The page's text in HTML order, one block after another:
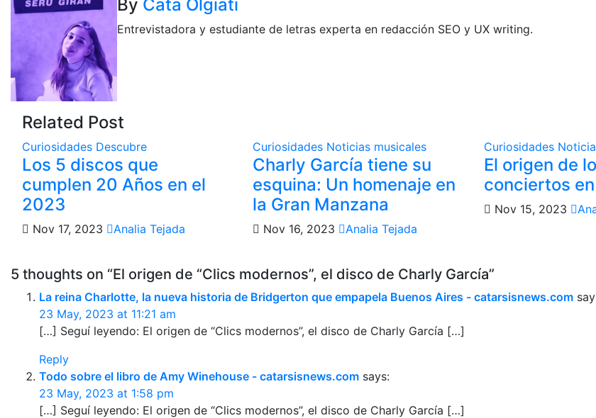
By Cata Olgiati
Entrevistadora y estudiante de letras experta en redacción SEO y UX writing.
Related Post
Curiosidades Descubre
Los 5 discos que
cumplen 20 Años en el
2023
Nov 17, 2023 Analia Tejada
Curiosidades Noticias musicales
Charly García tiene su
esquina: Un homenaje en
la Gran Manzana
Nov 16, 2023 Analia Tejada
Curiosidades
El origen de
conciertos
Nov 15, 2023
5 thoughts on “El origen de “Clics modernos”, el disco de Charly García”
La reina Charlotte, la nueva historia de Bridgerton que empapela Buenos Aires - catarsisnews.com
23 May, 2023 at 11:21 am
[…] Seguí leyendo: El origen de “Clics modernos”, el disco de Charly García […]
Reply
Todo sobre el libro de Amy Winehouse - catarsisnews.com says:
23 May, 2023 at 1:58 pm
[…] Seguí leyendo: El origen de “Clics modernos”, el disco de Charly García […]